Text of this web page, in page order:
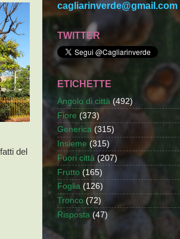
del
cagliarinverde@gmail.com
TWITTER
ETICHETTE
Angolo di città (492)
Fiore (373)
Generica (315)
Insieme (315)
Fuori città (207)
Frutto (165)
Foglia (126)
Tronco (72)
Risposta (47)